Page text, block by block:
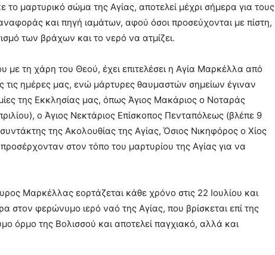
το μαρτυρικό σώμα της Αγίας, αποτελεί μέχρι σήμερα για τους
και πηγή ιαμάτων, αφού όσοι προσεύχονται με πίστη,
των βράχων και το νερό να ατμίζει.
με τη χάρη του Θεού, έχει επιτελέσει η Αγία Μαρκέλλα από
τις ημέρες μας, ενώ μάρτυρες θαυμαστών σημείων έγιναν
της Εκκλησίας μας, όπως Άγιος Μακάριος ο Νοταράς
ο Άγιος Νεκτάριος Επίσκοπος Πενταπόλεως (βλέπε 9
της Ακολουθίας της Αγίας, Όσιος Νικηφόρος ο Χίος
στον τόπο του μαρτυρίου της Αγίας για να
Μαρκέλλας εορτάζεται κάθε χρόνο στις 22 Ιουλίου και
στον φερώνυμο ιερό ναό της Αγίας, που βρίσκεται επί της
όρμο της Βολισσού και αποτελεί παγχιακό, αλλά και